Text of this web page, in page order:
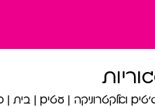
ואלקטרוניקה עטים בית